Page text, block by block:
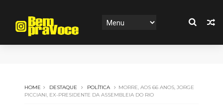
HOME DESTAQUE POLÍTICA
MORRE, AOS 66 ANOS, JORGE
PICCIANI, EX-PRESIDENTE DA ASSEMBLEIA DO RIO